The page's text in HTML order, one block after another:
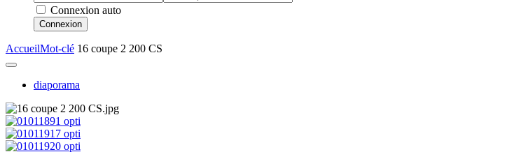
Connexion auto
Connexion
AccueilMot-clé 16 coupe 2 200 CS
diaporama